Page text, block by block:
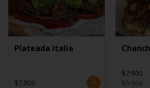
Plateada Italia
$7.900
$7.900
$9.900